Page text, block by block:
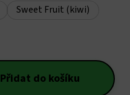
635,69 Kč
Sweet Fruit (kiwi)
Přidat do košíku